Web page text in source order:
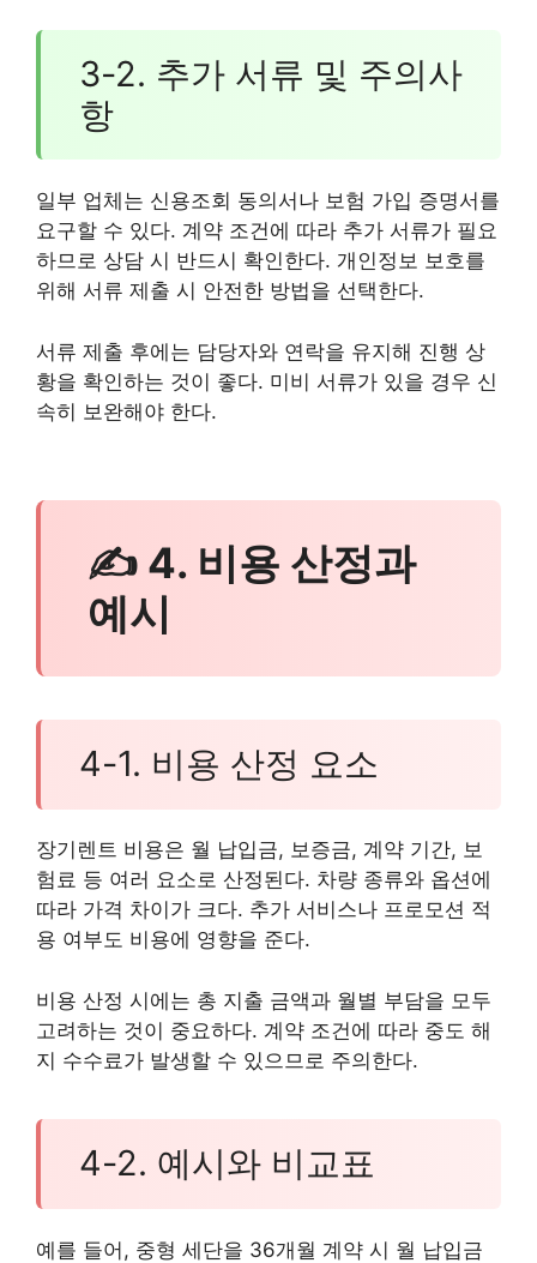
3-2. 추가 서류 및 주의사
항
일부 업체는 신용조회 동의서나 보험 가입 증명서를
요구할 수 있다. 계약 조건에 따라 추가 서류가 필요
하므로 상담 시 반드시 확인한다. 개인정보 보호를
위해 서류 제출 시 안전한 방법을 선택한다.
서류 제출 후에는 담당자와 연락을 유지해 진행 상
황을 확인하는 것이 좋다. 미비 서류가 있을 경우 신
속히 보완해야 한다.
✍ 4. 비용 산정과
예시
4-1. 비용 산정 요소
장기렌트 비용은 월 납입금, 보증금, 계약 기간, 보
험료 등 여러 요소로 산정된다. 차량 종류와 옵션에
따라 가격 차이가 크다. 추가 서비스나 프로모션 적
용 여부도 비용에 영향을 준다.
비용 산정 시에는 총 지출 금액과 월별 부담을 모두
고려하는 것이 중요하다. 계약 조건에 따라 중도 해
지 수수료가 발생할 수 있으므로 주의한다.
4-2. 예시와 비교표
예를 들어, 중형 세단을 36개월 계약 시 월 납입금